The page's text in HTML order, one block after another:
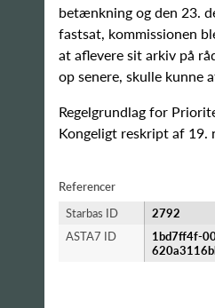
betænkning og den 23.
fastsat, kommissionen
at aflevere sit arkiv på
op senere, skulle kunne
Regelgrundlag for
Kongeligt reskript af 19.
Referencer
Starbas ID
2792
ASTA7 ID
1bd7ff4f-